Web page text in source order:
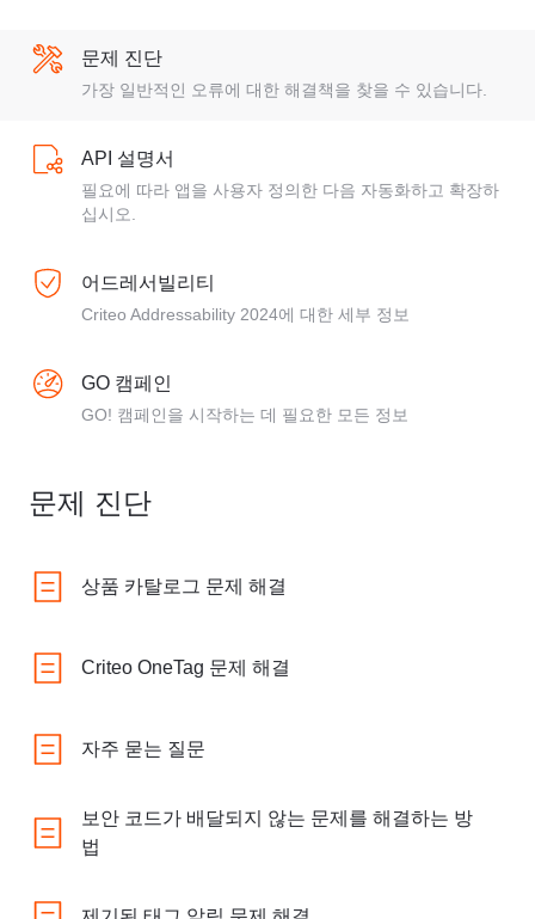
문제 진단
가장 일반적인 오류에 대한 해결책을 찾을 수 있습니다.
API 설명서
필요에 따라 앱을 사용자 정의한 다음 자동화하고 확장하
십시오.
어드레서빌리티
Criteo Addressability 2024에 대한 세부 정보
GO 캠페인
GO! 캠페인을 시작하는 데 필요한 모든 정보
문제 진단
상품 카탈로그 문제 해결
Criteo OneTag 문제 해결
자주 묻는 질문
보안 코드가 배달되지 않는 문제를 해결하는 방
법